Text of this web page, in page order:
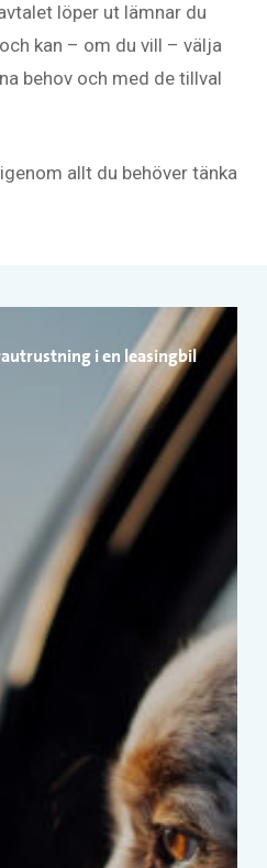
löper ut lämnar du
kan – om du vill – välja
behov och med de tillval
allt du behöver tänka
i en leasingbil